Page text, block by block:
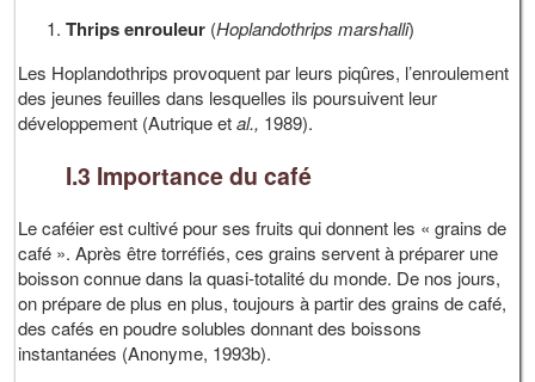
Thrips enrouleur (Hoplandothrips marshalli)
Les Hoplandothrips provoquent par leurs piqûres, l’enroulement
des jeunes feuilles dans lesquelles ils poursuivent leur
développement (Autrique etal., 1989).
I.3 Importance du café
Le caféier est cultivé pour ses fruits qui donnent les « grains de
café ». Après être torréfiés, ces grains servent à préparer une
boisson connue dans la quasi-totalité du monde. De nos jours,
on prépare de plus en plus, toujours à partir des grains de café,
des cafés en poudre solubles donnant des boissons
instantanées (Anonyme, 1993b).